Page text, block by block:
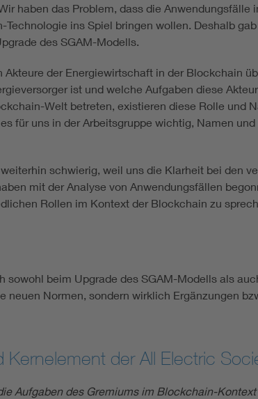
haben das Problem, dass die Anwendungsfälle
ins Spiel bringen wollen. Deshalb
des SGAM-Modells.
der Energiewirtschaft in der Blockchain
ist und welche Aufgaben diese
Welt betreten, existieren diese Rolle und
für uns in der Arbeitsgruppe wichtig, Namen
schwierig, weil uns die Klarheit bei den
mit der Analyse von Anwendungsfällen
Rollen im Kontext der Blockchain zu
sowohl beim Upgrade des SGAM-Modells als
Normen, sondern wirklich Ergänzungen
der All Electric
Aufgaben des Gremiums im Blockchain-